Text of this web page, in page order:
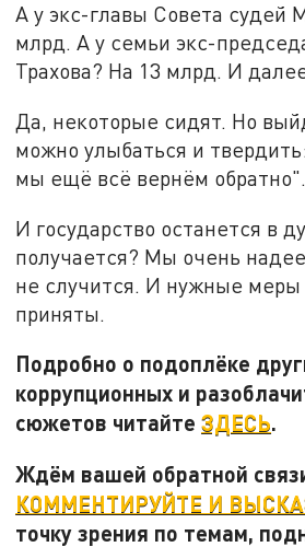
А у экс-главы Совета судей
млрд. А у семьи экс-
Трахова? На 13 млрд. И
Да, некоторые сидят. Но
можно улыбаться и
мы ещё всё вернём обратно".
И государство останется в
получается? Мы очень
не случится. И нужные меры
приняты.
Подробно о подоплёке
коррупционных и
сюжетов читайтеЗДЕСЬ.
Ждём вашей обратной
КОММЕНТИРУЙТЕ И
точку зрения по темам,